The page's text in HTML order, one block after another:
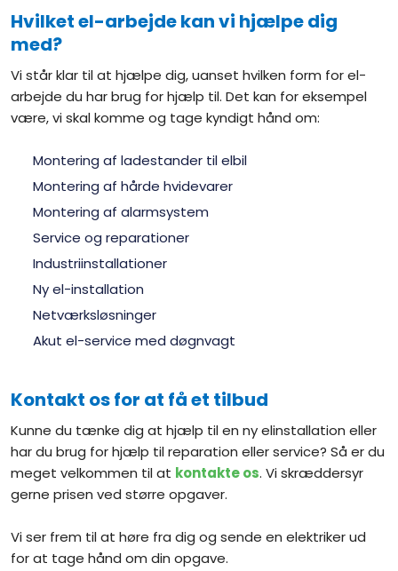
Hvilket el-arbejde kan vi hjælpe dig
med?
​Vi står klar til at hjælpe dig, uanset hvilken form for el-
arbejde du har brug for hjælp til. Det kan for eksempel
være, vi skal komme og tage kyndigt hånd om:
​Montering af ladestander til elbil
​Montering af hårde hvidevarer
​Montering af alarmsystem
​Service og reparationer
​Industriinstallationer
​Ny el-installation
​Netværksløsninger
Akut el-service med døgnvagt
Kontakt os for at få et tilbud
Kunne du tænke dig at hjælp til en ny elinstallation eller
har du brug for hjælp til reparation eller service? Så er du
meget velkommen til at kontakte os. Vi skræddersyr
gerne prisen ved større opgaver.
Vi ser frem til at høre fra dig og sende en elektriker ud
for at tage hånd om din opgave. ​​